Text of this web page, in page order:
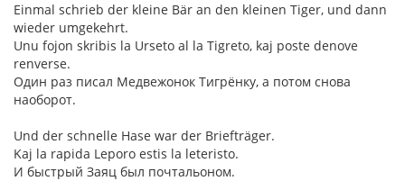
Einmal schrieb der kleine Bär an den kleinen Tiger, und dann
wieder umgekehrt.
Unu fojon skribis la Urseto al la Tigreto, kaj poste denove
renverse.
Один раз писал Медвежонок Тигрёнку, а потом снова
наоборот.
Und der schnelle Hase war der Briefträger.
Kaj la rapida Leporo estis la leteristo.
И быстрый Заяц был почтальоном.